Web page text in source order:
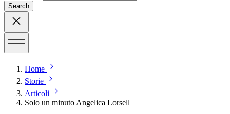
Search
Home
Storie
Articoli
Solo un minuto Angelica Lorsell